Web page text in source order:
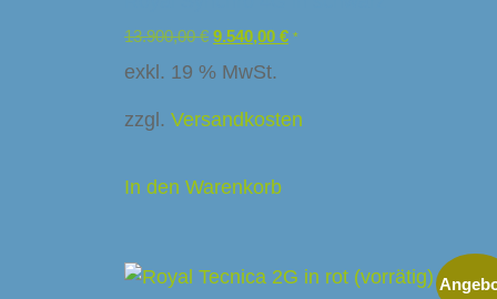
13.900,00€ 9.540,00 € *
exkl. 19 % MwSt.
zzgl. Versandkosten
In den Warenkorb